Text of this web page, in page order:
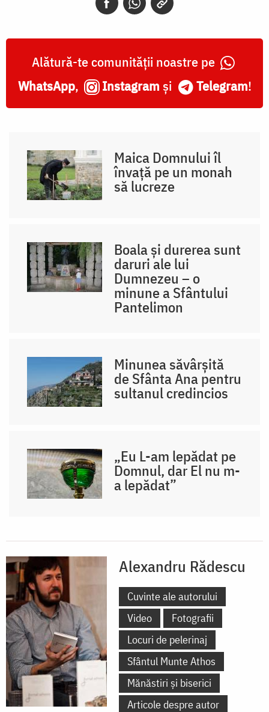
Alătură-te comunității noastre pe
WhatsApp, Instagram și Telegram!
Maica Domnului îl
învață pe un monah
să lucreze
Boala și durerea sunt
daruri ale lui
Dumnezeu – o
minune a Sfântului
Pantelimon
Minunea săvârșită
de Sfânta Ana pentru
sultanul credincios
„Eu L-am lepădat pe
Domnul, dar El nu m-
a lepădat”
Alexandru Rădescu
Cuvinte ale autorului
Video
Fotografii
Locuri de pelerinaj
Sfântul Munte Athos
Mănăstiri și biserici
Articole despre autor